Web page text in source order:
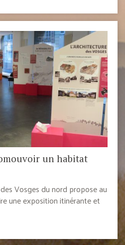
un habitat
Vosges du nord propose au
une exposition itinérante et